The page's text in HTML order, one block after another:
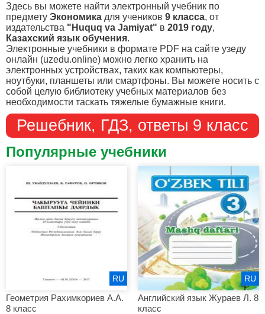
Здесь вы можете найти электронный учебник по
предмету Экономика для учеников 9 класса, от
издательства "Huquq va Jamiyat" в 2019 году,
Казахский язык обучения.
Электронные учебники в формате PDF на сайте узеду
онлайн (uzedu.online) можно легко хранить на
электронных устройствах, таких как компьютеры,
ноутбуки, планшеты или смартфоны. Вы можете носить с
собой целую библиотеку учебных материалов без
необходимости таскать тяжелые бумажные книги.
Решебник, ГДЗ, ответы 9 класс
Популярные учебники
Геометрия Рахимкориев А.А.
8 класс
RU
Английский язык Жураев Л. 8
класс
RU